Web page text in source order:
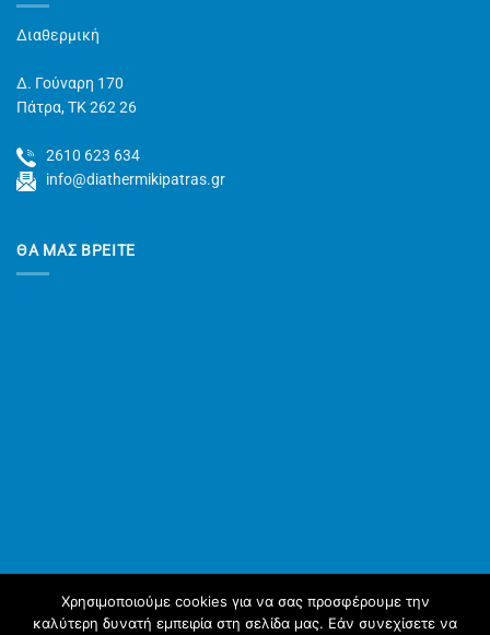
Διαθερμική
Δ. Γούναρη 170
Πάτρα, TK 262 26
2610 623 634
info@diathermikipatras.gr
ΘΑ ΜΑΣ ΒΡΕΙΤΕ
Χρησιμοποιούμε cookies για να σας προσφέρουμε την
καλύτερη δυνατή εμπειρία στη σελίδα μας. Εάν συνεχίσετε να